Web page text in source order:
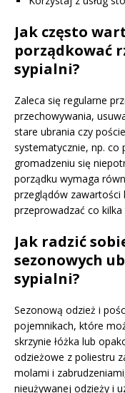
Jak często
porządkować
sypialni?
Zaleca się regularne
przechowywania,
stare ubrania czy
systematycznie, np. co
gromadzeniu się
porządku wymaga
przeglądów
przeprowadzać co kilka
Jak radzić
sezonowych
sypialni?
Sezonową odzież i
pojemnikach, które
skrzynie łóżka lub
odzieżowe z poliestru
molami i
nieużywanej odzieży i